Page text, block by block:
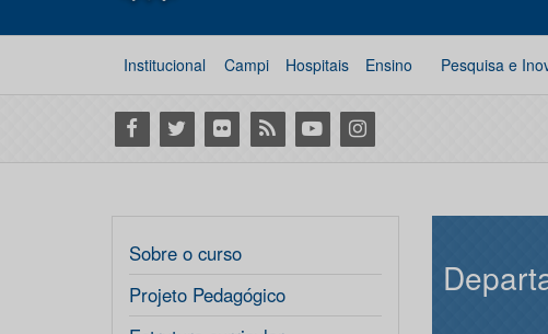
Institucional Campi Hospitais Ensino Pesquisa e
Facebook
Twitter Flickr RSS YoutubeInstagram
Sobre o curso
Projeto Pedagógico